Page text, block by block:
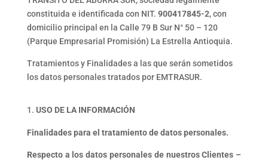
constituida e identificada con NIT. 900417845-2, con
domicilio principal en la Calle 79 B Sur N° 50 – 120
(Parque Empresarial Promisión) La Estrella Antioquia.
Tratamientos y Finalidades a las que serán sometidos
los datos personales tratados por EMTRASUR.
USO DE LA INFORMACIÓN
Finalidades para el tratamiento de datos personales.
Respecto a los datos personales de nuestros Clientes –